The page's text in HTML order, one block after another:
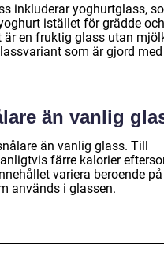
inkluderar yoghurtglass,
istället för grädde
är en fruktig glass utan
som är gjord med
än vanlig
än vanlig glass. Till
färre kalorier
variera beroende på
används i glassen.